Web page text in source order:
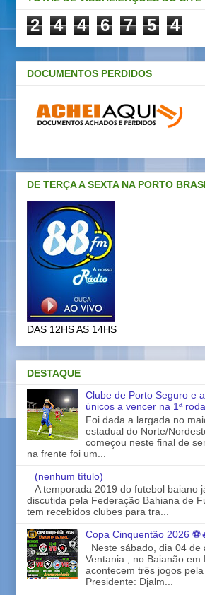
2 4 4 6 7 5 4
DOCUMENTOS PERDIDOS
DE TERÇA A SEXTA NA PORTO
DAS 12HS AS 14HS
DESTAQUE
Clube de Porto Seguro e
únicos a vencer na 1ª
Foi dada a largada no
estadual do Norte/
começou neste final de
na frente foi um...
(nenhum título)
A temporada 2019 do futebol baiano
discutida pela Federação Bahiana de
tem recebidos clubes para tra...
Copa Cinquentão 2026
Neste sábado, dia 04 de
Ventania , no Baianão em
acontecem três jogos
Presidente: Djalm...